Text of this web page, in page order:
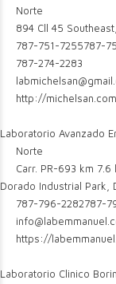
Norte
894 Cll 45
787-751-7255787-
787-274-2283
http://
Laboratorio Avanzado
Norte
Carr. PR-693 km 7.6
Dorado Industrial Park,
787-796-2282787-
https://
Laboratorio Clinico